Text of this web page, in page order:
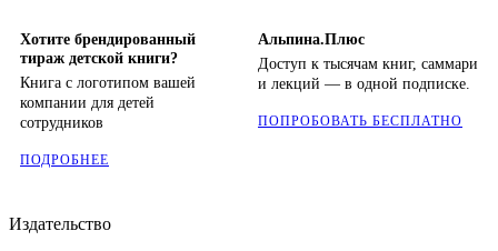
Хотите брендированный
тираж детской книги?
Книга с логотипом вашей
компании для детей
сотрудников
ПОДРОБНЕЕ
Альпина.Плюс
Доступ к тысячам книг, саммари
и лекций — в одной подписке.
ПОПРОБОВАТЬ БЕСПЛАТНО
Издательство